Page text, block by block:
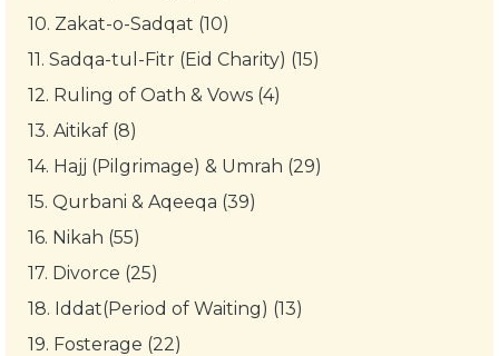
10. Zakat-o-Sadqat (10)
11. Sadqa-tul-Fitr (Eid Charity) (15)
12. Ruling of Oath & Vows (4)
13. Aitikaf (8)
14. Hajj (Pilgrimage) & Umrah (29)
15. Qurbani & Aqeeqa (39)
16. Nikah (55)
17. Divorce (25)
18. Iddat(Period of Waiting) (13)
19. Fosterage (22)